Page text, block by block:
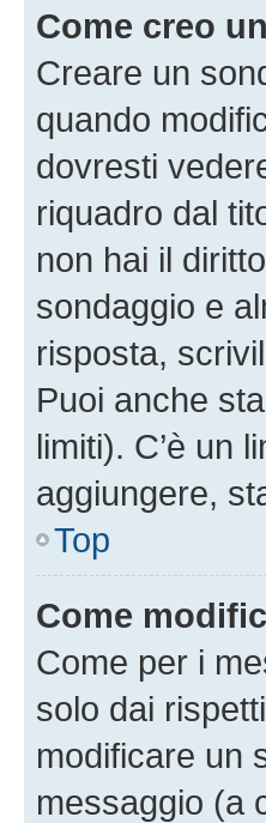
Come creo
Creare un
quando
dovresti
riquadro dal
non hai il
sondaggio e
risposta,
Puoi anche
limiti). C’è un
aggiungere,
Top
Come
Come per i
solo dai
modificare un
messaggio (a